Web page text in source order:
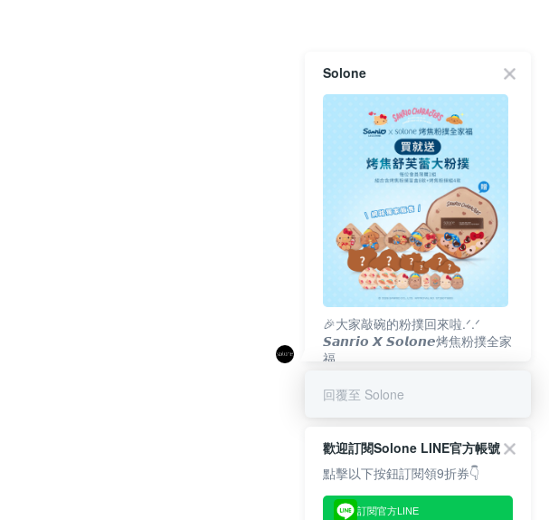
Solone
🎉大家敲碗的粉撲回來啦.ᐟ‪‪.ᐟ
𝙎𝙖𝙣𝙧𝙞𝙤 𝙓 𝙎𝙤𝙡𝙤𝙣𝙚烤焦粉撲全家
福
回覆至 Solone
歡迎訂閱Solone LINE官方帳號
點擊以下按鈕訂閱領9折券👇
訂閱官方LINE